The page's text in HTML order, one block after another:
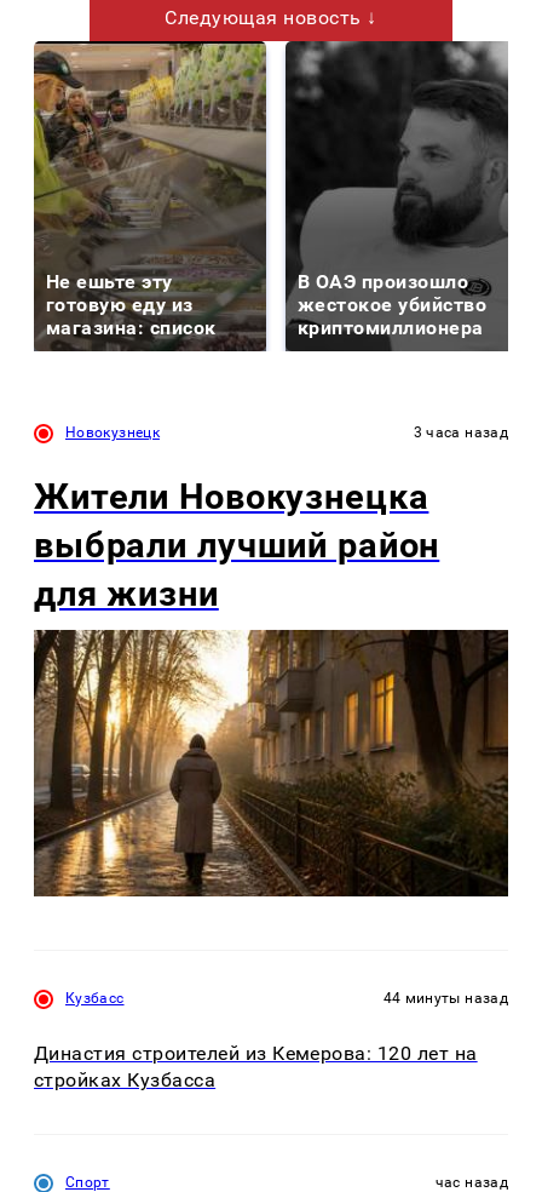
Следующая новость ↓
Не ешьте эту
готовую еду из
магазина: список
В ОАЭ произошло
жестокое убийство
криптомиллионера
Новокузнецк 3 часа назад
Жители Новокузнецка
выбрали лучший район
для жизни
Кузбасс 44 минуты назад
Династия строителей из Кемерова: 120 лет на
стройках Кузбасса
Спорт час назад